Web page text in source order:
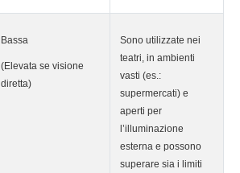
Bassa
(Elevata se visione
diretta)
Sono utilizzate nei
teatri, in ambienti
vasti (es.:
supermercati) e
aperti per
l’illuminazione
esterna e possono
superare sia i limiti